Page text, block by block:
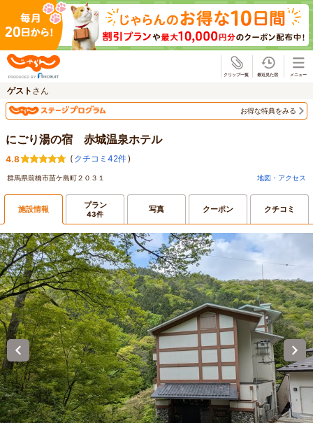
ゲスト さん
お得な特典をみる
にごり湯の宿 赤城温泉ホテル
4.8 ( クチコミ42件)
群馬県前橋市苗ケ島町２０３１ 地図・アクセス
施設情報 プラン
43件 写真 クーポン クチコミ